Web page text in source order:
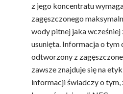
z jego koncentratu
zagęszczonego
wody pitnej jaka wcześniej
usunięta. Informacja o tym
odtworzony z
zawsze znajduje się na
informacji świadczy o tym,